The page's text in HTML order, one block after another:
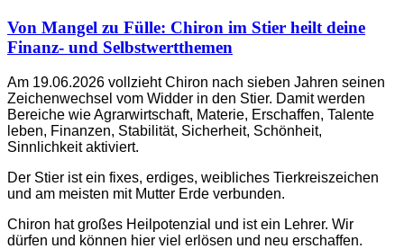
Von Mangel zu Fülle: Chiron im Stier heilt deine
Finanz- und Selbstwertthemen
Am 19.06.2026 vollzieht Chiron nach sieben Jahren seinen
Zeichenwechsel vom Widder in den Stier. Damit werden
Bereiche wie Agrarwirtschaft, Materie, Erschaffen, Talente
leben, Finanzen, Stabilität, Sicherheit, Schönheit,
Sinnlichkeit aktiviert.
Der Stier ist ein fixes, erdiges, weibliches Tierkreiszeichen
und am meisten mit Mutter Erde verbunden.
Chiron hat großes Heilpotenzial und ist ein Lehrer. Wir
dürfen und können hier viel erlösen und neu erschaffen.